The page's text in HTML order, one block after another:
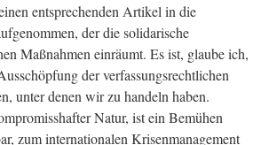
entsprechenden Artikel in die
der die solidarische
Maßnahmen einräumt. Es ist, glaube ich,
der verfassungsrechtlichen
unter denen wir zu handeln haben.
Natur, ist ein Bemühen
zum internationalen Krisenmanagement